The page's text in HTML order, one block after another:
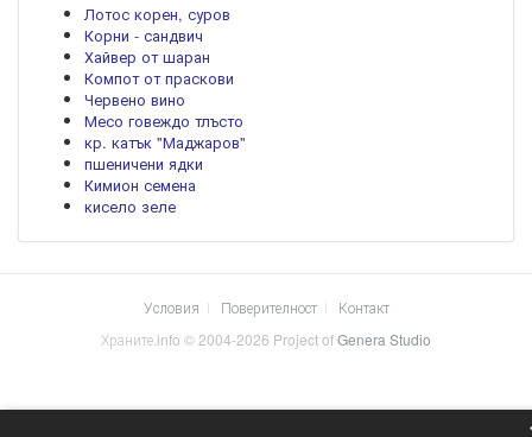
Лотос корен, суров
Корни - сандвич
Хайвер от шаран
Компот от праскови
Червено вино
Месо говеждо тлъсто
кр. катък "Маджаров"
пшеничени ядки
Кимион семена
кисело зеле
Условия Поверителност
Контакт
Храните.info © 2004-2026 Project ofGenera Studio